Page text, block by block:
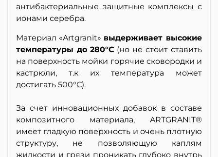
антибактериальные защитные комплексы с
ионами серебра.
Материал «Artgranit» выдерживает высокие
температуры до 280°С (но не стоит ставить
на поверхность мойки горячие сковородки и
кастрюли, т.к их температура может
достигать 500°С).
За счет инновационных добавок в составе
композитного материала, ARTGRANIT®
имеет гладкую поверхность и очень плотную
структуру, не позволяющую каплям
жидкости и грязи проникать глубоко внутрь